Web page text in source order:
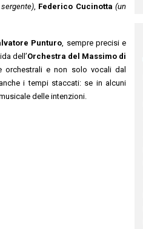
, Federico Cucinotta (un
Punturo, sempre precisi e
dell’Orchestra del Massimo di
orchestrali e non solo vocali dal
i tempi staccati: se in alcuni
delle intenzioni.